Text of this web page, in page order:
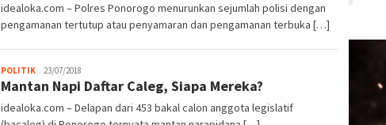
idealoka.com – Polres Ponorogo menurunkan sejumlah polisi dengan
pengamanan tertutup atau penyamaran dan pengamanan terbuka […]
POLITIKadmin
23/07/2018
Mantan Napi Daftar Caleg, Siapa Mereka?
idealoka.com – Delapan dari 453 bakal calon anggota legislatif